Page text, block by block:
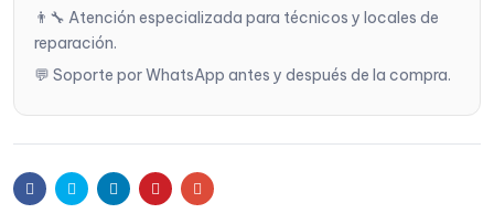
👨‍🔧 Atención especializada para técnicos y locales de
reparación.
💬 Soporte por WhatsApp antes y después de la compra.
FacebookTwitter LinkedinPinterestEmail